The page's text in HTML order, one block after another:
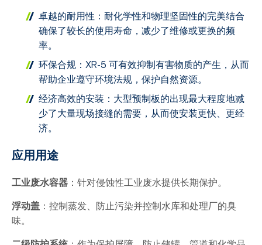
卓越的耐用性：耐化学性和物理坚固性的完美结合
确保了较长的使用寿命，减少了维修或更换的频
率。
环保合规：XR-5 可有效抑制有害物质的产生，从而
帮助企业遵守环境法规，保护自然资源。
经济高效的安装：大型预制板的出现最大程度地减
少了大量现场接缝的需要，从而使安装更快、更经
济。
应用用途
工业废水容器 ：针对侵蚀性工业废水提供长期保护。
浮动盖 ：控制蒸发、防止污染并控制水库和处理厂的臭
味。